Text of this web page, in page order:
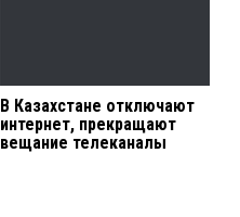
В Казахстане отключают
интернет, прекращают
вещание телеканалы